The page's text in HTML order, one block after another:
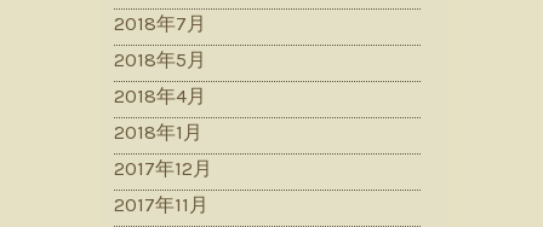
2018年7月
2018年5月
2018年4月
2018年1月
2017年12月
2017年11月